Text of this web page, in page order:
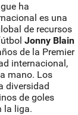
ha
es una
de recursos
Jonny Blain
de la Premier
internacional,
mano. Los
diversidad
de goles
la liga.